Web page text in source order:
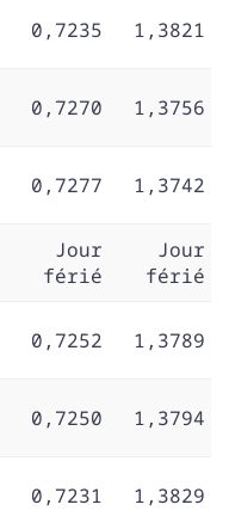
0,7235 1,3821
0,7270 1,3756
0,7277 1,3742
Jour
férié
Jour
férié
0,7252 1,3789
0,7250 1,3794
0,7231 1,3829